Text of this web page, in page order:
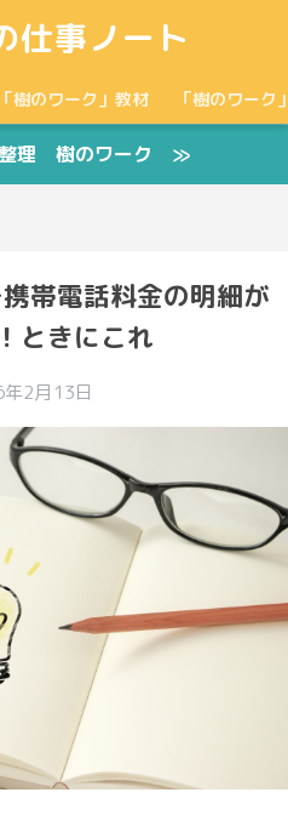
仕事ノート
「樹のワーク」教材 「樹のワーク
整理 樹のワーク ≫
帯電話料金の明細が
ときにこれ
2月13日